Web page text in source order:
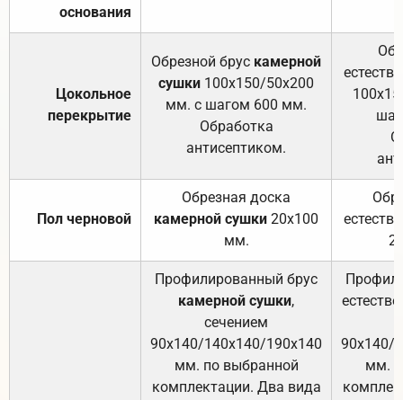
основания
Цокольное
перекрытие
Обрезной брус камерной
сушки 100х150/50х200
мм. с шагом 600 мм.
Обработка
антисептиком.
Пол черновой
Обрезная доска
камерной сушки 20х100
мм.
Профилированный брус
камерной сушки,
сечением
90х140/140х140/190х140
мм. по выбранной
комплектации. Два вида
90х140/
мм.